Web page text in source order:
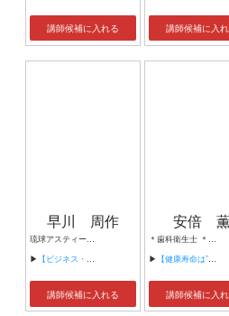
講師候補に入れる 講師候補に入
早川 周作
琉球アスティーダスポーツクラブ株式会社 代表取締役
▶ 【ビジネス・スポーツビジネス】
講師候補に入れる
安倍
＊歯科衛生士 ＊NPO法人埼玉県健康管理士会理事・認定講師 ＊（株）及川健康管理士事務所所属 ＊マイナス10歳に導く健康アドバイザー
▶ 【健康寿命は”歯”が命！】
講師候補に入